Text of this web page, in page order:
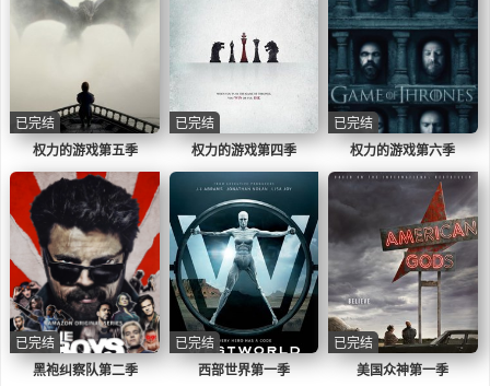
权力的游戏第五季
已完结
权力的游戏第四季
已完结
权力的游戏第六季
已完结
黑袍纠察队第二季
已完结
西部世界第一季
已完结
美国众神第一季
已完结